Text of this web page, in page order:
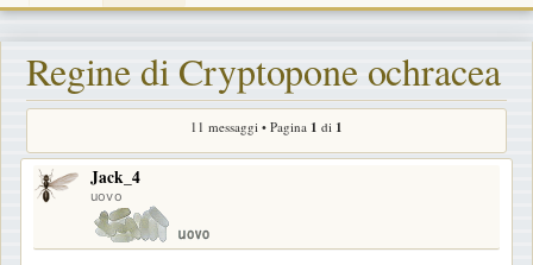
Regine di Cryptopone ochracea
11 messaggi • Pagina 1 di 1
Jack_4
uovo